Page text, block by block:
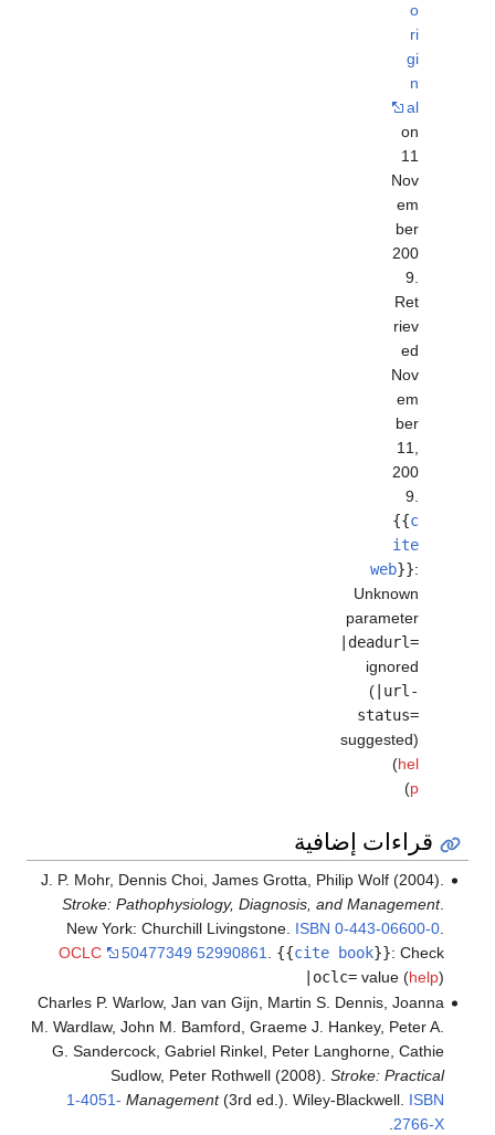
o
ri
gi
n
al
on
11
Nov
em
ber
200
9
Ret
riev
ed
Nov
em
ber
11,
200
9
{{c
ite
web}}:
Unknown
parameter
|deadurl=
ignored
( |url-
status=
suggested)
(hel
p
)
قراءات إضافية
J. P. Mohr, Dennis Choi, James Grotta, Philip Wolf (2004).
Stroke: Pathophysiology, Diagnosis, and Management.
New York: Churchill Livingstone. ISBN 0-443-06600-0.
OCLC
50477349 52990861 {{cite book}}: Check
|oclc=value (help)
Charles P. Warlow, Jan van Gijn, Martin S. Dennis, Joanna
M. Wardlaw, John M. Bamford, Graeme J. Hankey, Peter A.
G. Sandercock, Gabriel Rinkel, Peter Langhorne, Cathie
Sudlow, Peter Rothwell (2008). Stroke: Practical
Management(3rd ed.). Wiley-Blackwell. ISBN
1-4051-
2766-X